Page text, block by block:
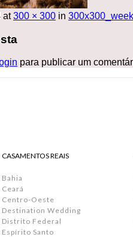
at300 × 300 in
para publicar um
CASAMENTOS REAIS
Bahia
Ceará
Centro-Oeste
Destination Wedding
Distrito Federal
Espírito Santo